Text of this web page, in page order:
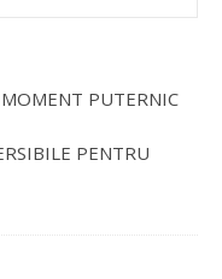
PUTERNIC
PENTRU